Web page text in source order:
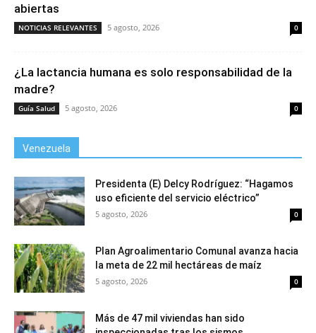
abiertas
NOTICIAS RELEVANTES 5 agosto, 2026 0
¿La lactancia humana es solo responsabilidad de la
madre?
Guía Salud 5 agosto, 2026 0
Venezuela
Presidenta (E) Delcy Rodríguez: “Hagamos
uso eficiente del servicio eléctrico”
5 agosto, 2026 0
Plan Agroalimentario Comunal avanza hacia
la meta de 22 mil hectáreas de maíz
5 agosto, 2026 0
Más de 47 mil viviendas han sido